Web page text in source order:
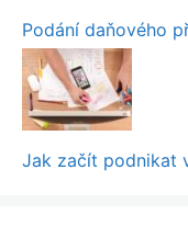
Podání daňového
Jak začít podnikat